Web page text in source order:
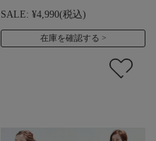
SALE: ¥4,990(税込)
在庫を確認する